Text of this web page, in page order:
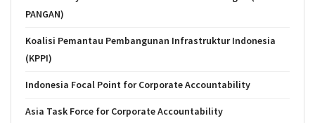
PANGAN)
Koalisi Pemantau Pembangunan Infrastruktur Indonesia
(KPPI)
Indonesia Focal Point for Corporate Accountability
Asia Task Force for Corporate Accountability